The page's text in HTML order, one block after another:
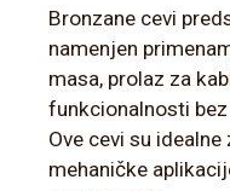
Bronzane cevi
namenjen
masa, prolaz za
funkcionalnosti
Ove cevi su
mehaničke